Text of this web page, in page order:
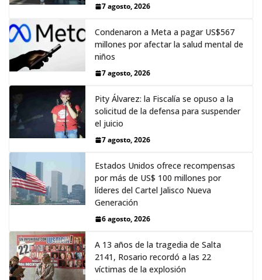
7 agosto, 2026
Condenaron a Meta a pagar US$567
millones por afectar la salud mental de
niños
7 agosto, 2026
Pity Álvarez: la Fiscalía se opuso a la
solicitud de la defensa para suspender
el juicio
7 agosto, 2026
Estados Unidos ofrece recompensas
por más de US$ 100 millones por
líderes del Cartel Jalisco Nueva
Generación
6 agosto, 2026
A 13 años de la tragedia de Salta
2141, Rosario recordó a las 22
víctimas de la explosión